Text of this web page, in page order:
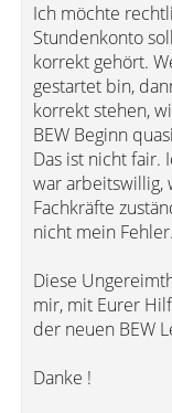
Ich möchte
Stundenkonto
korrekt gehört.
gestartet bin,
korrekt stehen,
BEW Beginn
Das ist nicht fair.
war arbeitswillig,
Fachkräfte
nicht mein Fehler.
Diese
mir, mit Eurer
der neuen BEW
Danke !